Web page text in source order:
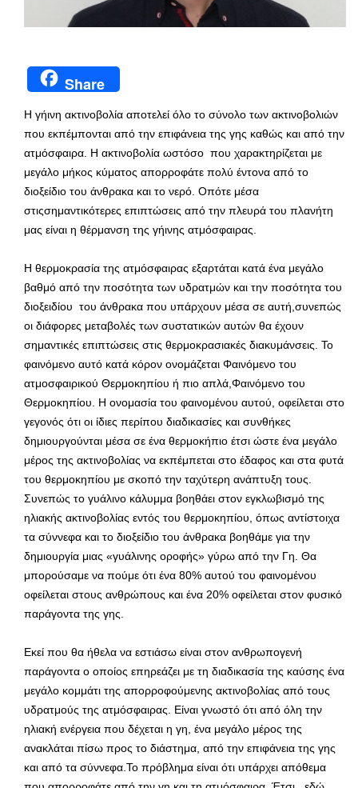
Share
Η γήινη ακτινοβολία αποτελεί όλο το σύνολο των ακτινοβολιών
που εκπέμπονται από την επιφάνεια της γης καθώς και από την
ατμόσφαιρα. Η ακτινοβολία ωστόσο που χαρακτηρίζεται με
μεγάλο μήκος κύματος απορροφάτε πολύ έντονα από το
διοξείδιο του άνθρακα και το νερό. Οπότε μέσα
στιςσημαντικότερες επιπτώσεις από την πλευρά του πλανήτη
μας είναι η θέρμανση της γήινης ατμόσφαιρας.
Η θερμοκρασία της ατμόσφαιρας εξαρτάται κατά ένα μεγάλο
βαθμό από την ποσότητα των υδρατμών και την ποσότητα του
διοξειδίου του άνθρακα που υπάρχουν μέσα σε αυτή,συνεπώς
οι διάφορες μεταβολές των συστατικών αυτών θα έχουν
σημαντικές επιπτώσεις στις θερμοκρασιακές διακυμάνσεις. Το
φαινόμενο αυτό κατά κόρον ονομάζεται Φαινόμενο του
ατμοσφαιρικού Θερμοκηπίου ή πιο απλά,Φαινόμενο του
Θερμοκηπίου. Η ονομασία του φαινομένου αυτού, οφείλεται στο
γεγονός ότι οι ίδιες περίπου διαδικασίες και συνθήκες
δημιουργούνται μέσα σε ένα θερμοκήπιο έτσι ώστε ένα μεγάλο
μέρος της ακτινοβολίας να εκπέμπεται στο έδαφος και στα φυτά
του θερμοκηπίου με σκοπό την ταχύτερη ανάπτυξη τους.
Συνεπώς το γυάλινο κάλυμμα βοηθάει στον εγκλωβισμό της
ηλιακής ακτινοβολίας εντός του θερμοκηπίου, όπως αντίστοιχα
τα σύννεφα και το διοξείδιο του άνθρακα βοηθάμε για την
δημιουργία μιας «γυάλινης οροφής» γύρω από την Γη. Θα
μπορούσαμε να πούμε ότι ένα 80% αυτού του φαινομένου
οφείλεται στους ανθρώπους και ένα 20% οφείλεται στον φυσικό
παράγοντα της γης.
Εκεί που θα ήθελα να εστιάσω είναι στον ανθρωπογενή
παράγοντα ο οποίος επηρεάζει με τη διαδικασία της καύσης ένα
μεγάλο κομμάτι της απορροφούμενης ακτινοβολίας από τους
υδρατμούς της ατμόσφαιρας. Είναι γνωστό ότι από όλη την
ηλιακή ενέργεια που δέχεται η γη, ένα μεγάλο μέρος της
ανακλάται πίσω προς το διάστημα, από την επιφάνεια της γης
και από τα σύννεφα.Το πρόβλημα είναι ότι υπάρχει απόθεμα